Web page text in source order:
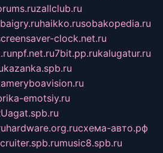
zallclub.ru
haikko.rusobakopedia.ru
clock.net.ru
npf.net.ru7bit.pp.rukalugatur.ru
kazanka.spb.ru
emotsiy.ru
agat.spb.ru
hardware.org.ruсхема-авто.рф
music8.spb.ru